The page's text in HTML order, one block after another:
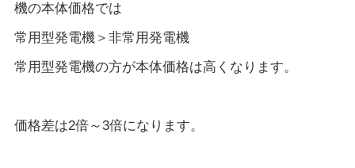
機の本体価格では
常用型発電機＞非常用発電機
常用型発電機の方が本体価格は高くなります。
価格差は2倍～3倍になります。